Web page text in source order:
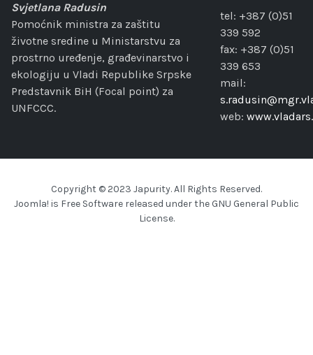
Svjetlana Radusin
Pomoćnik ministra za zaštitu
životne sredine u Ministarstvu za
prostrno uređenje, građevinarstvo i
ekologiju u Vladi Republike Srpske
Predstavnik BiH (Focal point) za
UNFCCC.
tel: +387 (0)51
339 592
fax: +387 (0)51
339 653
mail:
web:
Copyright © 2023 Japurity. All Rights Reserved.
Joomla! is Free Software released under the GNU General Public
License.